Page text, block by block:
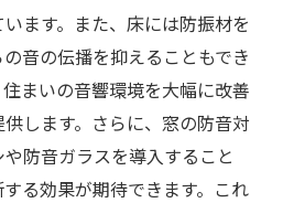
ます。また、床には防振材を
音の伝播を抑えることもでき
まいの音響環境を大幅に改善
します。さらに、窓の防音対
防音ガラスを導入すること
る効果が期待できます。これ